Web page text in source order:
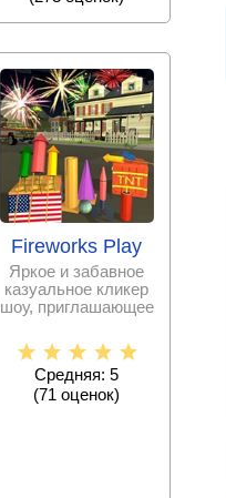
Fireworks Play
Яркое и забавное
казуальное кликер
шоу, приглашающее
команды по
Средняя: 5
(71 оценок)